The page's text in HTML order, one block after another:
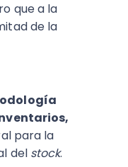
que a la
de la
para la
del stock.